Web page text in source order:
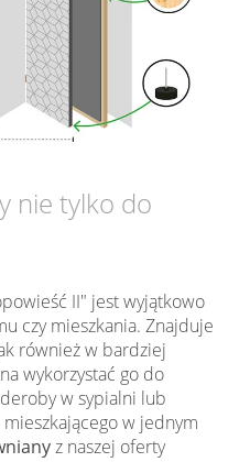
nie tylko do
II" jest wyjątkowo
czy mieszkania. Znajduje
również w bardziej
wykorzystać go do
w sypialni lub
w jednym
z naszej oferty